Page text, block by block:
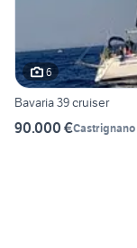
6
Bavaria 39 cruiser
90.000 €Castrignano